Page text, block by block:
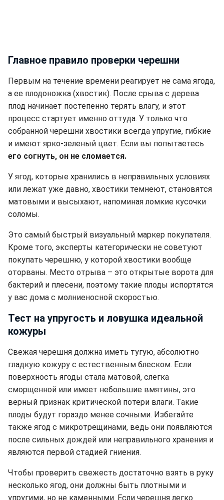
Главное правило проверки черешни
Первым на течение времени реагирует не сама ягода,
а ее плодоножка (хвостик). После срыва с дерева
плод начинает постепенно терять влагу, и этот
процесс стартует именно оттуда. У только что
собранной черешни хвостики всегда упругие, гибкие
и имеют ярко-зеленый цвет. Если вы попытаетесь
его согнуть, он не сломается.
У ягод, которые хранились в неправильных условиях
или лежат уже давно, хвостики темнеют, становятся
матовыми и высыхают, напоминая ломкие кусочки
соломы.
Это самый быстрый визуальный маркер покупателя.
Кроме того, эксперты категорически не советуют
покупать черешню, у которой хвостики вообще
оторваны. Место отрыва – это открытые ворота для
бактерий и плесени, поэтому такие плоды испортятся
у вас дома с молниеносной скоростью.
Тест на упругость и ловушка идеальной
кожуры
Свежая черешня должна иметь тугую, абсолютно
гладкую кожуру с естественным блеском. Если
поверхность ягоды стала матовой, слегка
сморщенной или имеет небольшие вмятины, это
верный признак критической потери влаги. Такие
плоды будут гораздо менее сочными. Избегайте
также ягод с микротрещинами, ведь они появляются
после сильных дождей или неправильного хранения и
являются первой стадией гниения.
Чтобы проверить свежесть достаточно взять в руку
несколько ягод, они должны быть плотными и
упругими, но не каменными. Если черешня легко